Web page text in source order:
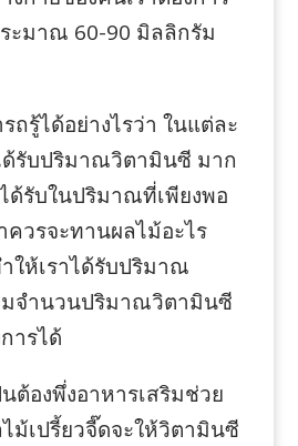
ะมาณ 60-90 มิลลิกรัม
ถรู้ได้อย่างไรว่า ในแต่ละ
ด้รับปริมาณวิตามินซี มาก
ด้รับในปริมาณที่เพียงพอ
ควรจะทานผลไม้อะไร
ให้เราได้รับปริมาณ
จำนวนปริมาณวิตามินซี
ารได้
ต้องพึ่งอาหารเสริมช่วย
ม้เปรี้ยวจี๊ดจะให้วิตามินซี